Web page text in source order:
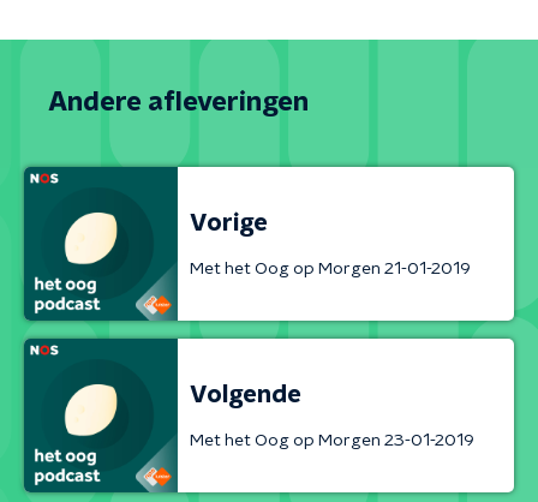
Andere afleveringen
Vorige
Met het Oog op Morgen 21-01-2019
Volgende
Met het Oog op Morgen 23-01-2019